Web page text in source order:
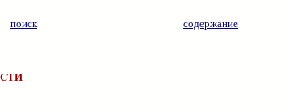
поиск содержание